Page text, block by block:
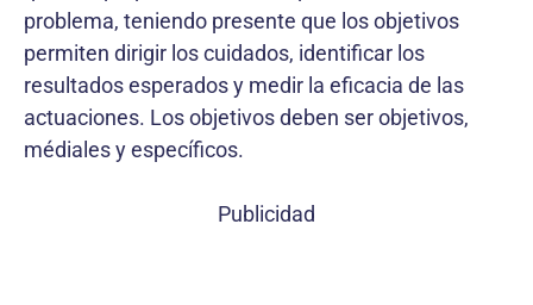
problema, teniendo presente que los objetivos
permiten dirigir los cuidados, identificar los
resultados esperados y medir la eficacia de las
actuaciones. Los objetivos deben ser objetivos,
médiales y específicos.
Publicidad